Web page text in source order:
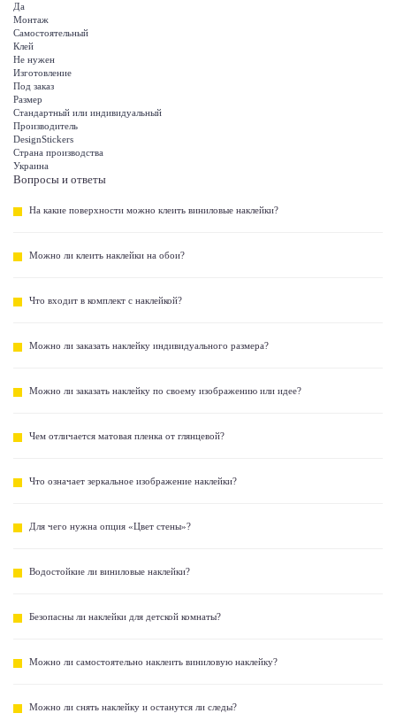
Да
Монтаж
Самостоятельный
Клей
Не нужен
Изготовление
Под заказ
Размер
Стандартный или индивидуальный
Производитель
DesignStickers
Страна производства
Украина
Вопросы и ответы
На какие поверхности можно клеить виниловые наклейки?
Можно ли клеить наклейки на обои?
Что входит в комплект с наклейкой?
Можно ли заказать наклейку индивидуального размера?
Можно ли заказать наклейку по своему изображению или идее?
Чем отличается матовая пленка от глянцевой?
Что означает зеркальное изображение наклейки?
Для чего нужна опция «Цвет стены»?
Водостойкие ли виниловые наклейки?
Безопасны ли наклейки для детской комнаты?
Можно ли самостоятельно наклеить виниловую наклейку?
Можно ли снять наклейку и останутся ли следы?